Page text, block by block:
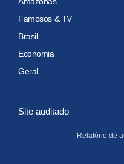
Famosos & TV
Brasil
Economia
Geral
Site auditado
Relatório de